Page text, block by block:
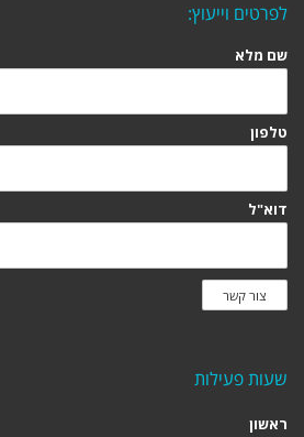
לפרטים וייעוץ:
שם מלא
טלפון
דוא"ל
צור קשר
שעות פעילות
ראשון